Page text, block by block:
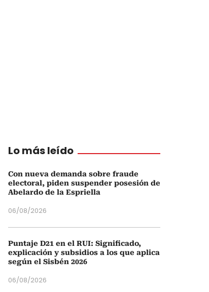
Lo más leído
Con nueva demanda sobre fraude
electoral, piden suspender posesión de
Abelardo de la Espriella
06/08/2026
Puntaje D21 en el RUI: Significado,
explicación y subsidios a los que aplica
según el Sisbén 2026
06/08/2026